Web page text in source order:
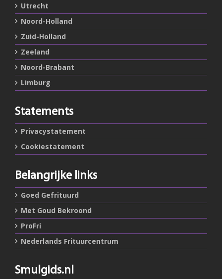
Utrecht
Noord-Holland
Zuid-Holland
Zeeland
Noord-Brabant
Limburg
Statements
Privacystatement
Cookiestatement
Belangrijke links
Goed Gefrituurd
Met Goud Bekroond
ProFri
Nederlands Frituurcentrum
Smulgids.nl